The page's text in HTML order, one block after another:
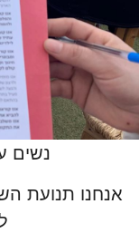
נשים
אנחנו תנועת